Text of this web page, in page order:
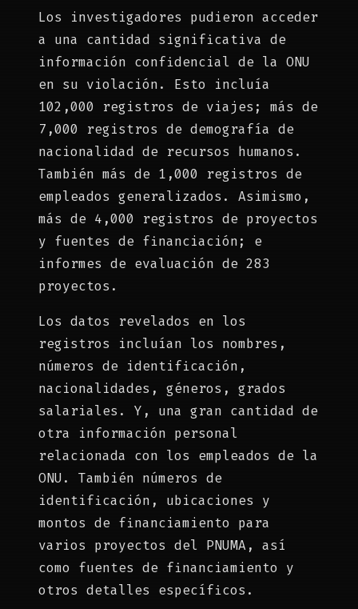
Los investigadores pudieron acceder
a una cantidad significativa de
información confidencial de la ONU
en su violación. Esto incluía
102,000 registros de viajes; más de
7,000 registros de demografía de
nacionalidad de recursos humanos.
También más de 1,000 registros de
empleados generalizados. Asimismo,
más de 4,000 registros de proyectos
y fuentes de financiación; e
informes de evaluación de 283
proyectos.
Los datos revelados en los
registros incluían los nombres,
números de identificación,
nacionalidades, géneros, grados
salariales. Y, una gran cantidad de
otra información personal
relacionada con los empleados de la
ONU. También números de
identificación, ubicaciones y
montos de financiamiento para
varios proyectos del PNUMA, así
como fuentes de financiamiento y
otros detalles específicos.